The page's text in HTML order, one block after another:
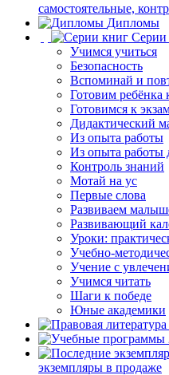
самостоятельные,
Дипломы
Серии
Учимся учиться
Безопасность
Вспоминай и
Готовим ребёнка
Готовимся к
Дидактический
Из опыта работы
Из опыта работы
Контроль знаний
Мотай на ус
Первые слова
Развиваем
Развивающий
Уроки:
Учебно-
Учение с
Учимся читать
Шаги к победе
Юные академики
экземпляры в продаже